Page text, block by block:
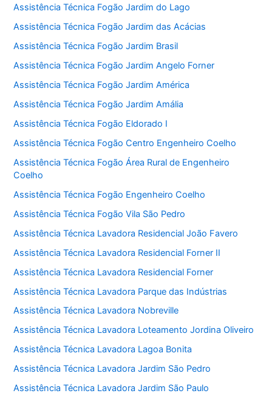
Assistência Técnica Fogão Jardim do Lago
Assistência Técnica Fogão Jardim das Acácias
Assistência Técnica Fogão Jardim Brasil
Assistência Técnica Fogão Jardim Angelo Forner
Assistência Técnica Fogão Jardim América
Assistência Técnica Fogão Jardim Amália
Assistência Técnica Fogão Eldorado I
Assistência Técnica Fogão Centro Engenheiro Coelho
Assistência Técnica Fogão Área Rural de Engenheiro
Coelho
Assistência Técnica Fogão Engenheiro Coelho
Assistência Técnica Fogão Vila São Pedro
Assistência Técnica Lavadora Residencial João Favero
Assistência Técnica Lavadora Residencial Forner II
Assistência Técnica Lavadora Residencial Forner
Assistência Técnica Lavadora Parque das Indústrias
Assistência Técnica Lavadora Nobreville
Assistência Técnica Lavadora Loteamento Jordina Oliveiro
Assistência Técnica Lavadora Lagoa Bonita
Assistência Técnica Lavadora Jardim São Pedro
Assistência Técnica Lavadora Jardim São Paulo